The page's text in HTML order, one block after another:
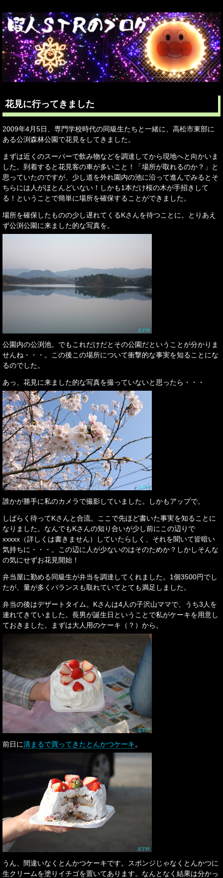
花見に行ってきました
2009年4月5日、専門学校時代の同級生たちと一緒に、高松市東部に
ある公渕森林公園で花見をしてきました。
まずは近くのスーパーで飲み物などを調達してから現地へと向かいま
した。到着すると花見客の車が多いこと！「場所が取れるのか？」と
思っていたのですが、少し道を外れ園内の池に沿って進んでみるとそ
ちらには人がほとんどいない！しかも1本だけ桜の木が手招きして
る！ということで簡単に場所を確保することができました。
場所を確保したものの少し遅れてくるKさんを待つことに。とりあえ
ず公渕公園に来ました的な写真を。
公園内の公渕池。でもこれだけだとその公園だということが分かりま
せんね・・・。この後この場所について衝撃的な事実を知ることにな
るのでした。
あっ、花見に来ました的な写真を撮っていないと思ったら・・・
誰かが勝手に私のカメラで撮影していました。しかもアップで。
しばらく待ってKさんと合流。ここで先ほど書いた事実を知ることに
なりました。なんでもKさんの知り合いが少し前にこの辺りで
xxxxx（詳しくは書きません）していたらしく、それを聞いて皆暗い
気持ちに・・・。この辺に人が少ないのはそのためか？しかしそんな
の気にせずお花見開始！
弁当屋に勤める同級生が弁当を調達してくれました。1個3500円でし
たが、量が多くバランスも取れていてとても満足しました。
弁当の後はデザートタイム。Kさんは4人の子沢山ママで、うち3人を
連れてきていました。長男が誕生日ということで私がケーキを用意し
ておきました。まずは大人用のケーキ（？）から。
前日に清まるで買ってきたとんかつケーキ。
うん、間違いなくとんかつケーキです。スポンジじゃなくとんかつに
生クリームを塗りイチゴを置いてあります。なんとなく結果は分かっ